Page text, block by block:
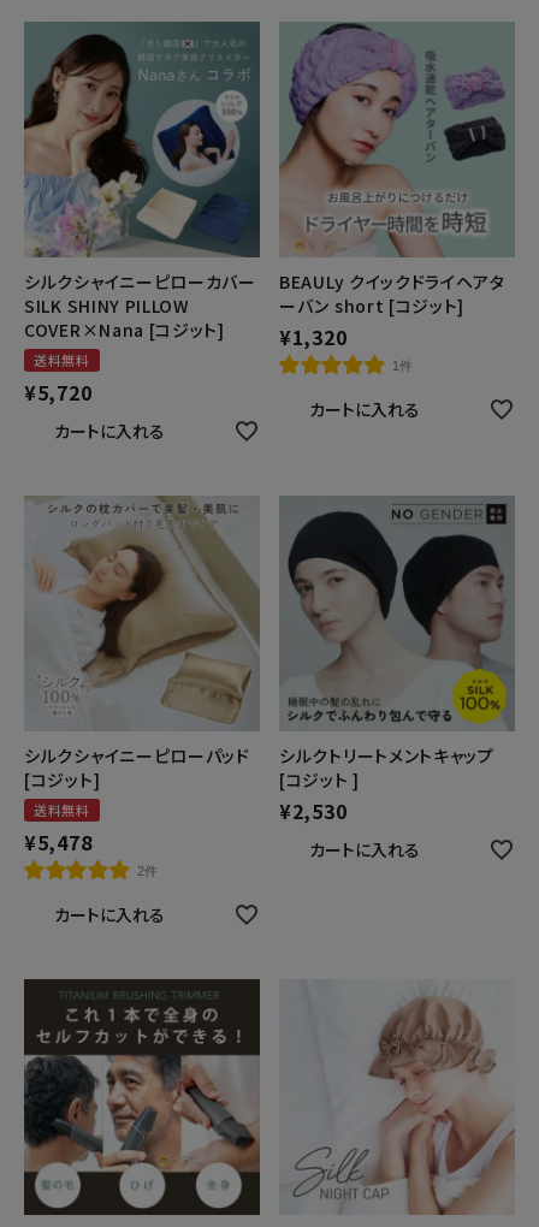
シルクシャイニーピローカバー
SILK SHINY PILLOW
COVER×Nana [コジット]
送料無料
¥5,720
カートに入れる
BEAULy クイックドライヘアタ
ーバン short [コジット]
¥1,320
1件
カートに入れる
シルクシャイニーピローパッド
[コジット]
送料無料
¥5,478
2件
カートに入れる
シルクトリートメントキャップ
[コジット ]
¥2,530
カートに入れる